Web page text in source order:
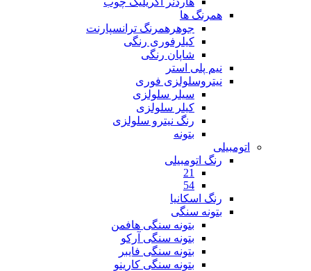
همرنگ ها
جوهرهمرنگ ترانسپارنت
کیلرفوری رنگی
شاپان رنگی
نیم پلی استر
نیتروسلولزی فوری
سیلر سلولزی
کیلر سلولزی
رنگ نیترو سلولزی
بتونه
اتومبیلی
رنگ اتومبیلی
21
54
رنگ اسکانیا
بتونه سنگی
بتونه سنگی هافمن
بتونه سنگی آرکو
بتونه سنگی فایبر
بتونه سنگی کارینو